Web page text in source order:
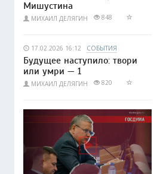
Мишустина
МИХАИЛ ДЕЛЯГИН 848
17.02.2026 16:12 СОБЫТИЯ
Будущее наступило: твори
или умри — 1
МИХАИЛ ДЕЛЯГИН 820